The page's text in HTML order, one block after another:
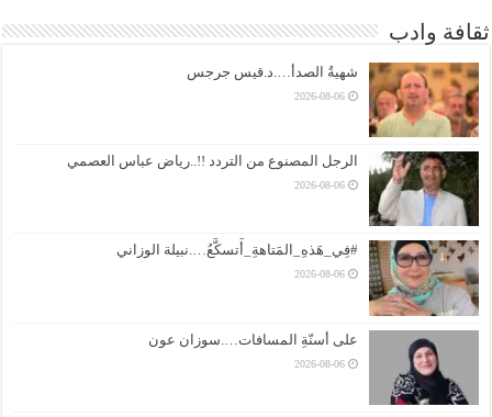
ثقافة وادب
شهيةُ الصدأ….د.قيس جرجس
2026-08-06
الرجل المصنوع من التردد !!..رياض عباس العصمي
2026-08-06
#فِي_هَذهِ_المَتاهةِ_أَتسكَّعُ….نبيلة الوزاني
2026-08-06
على أسنّةِ المسافات….سوزان عون
2026-08-06